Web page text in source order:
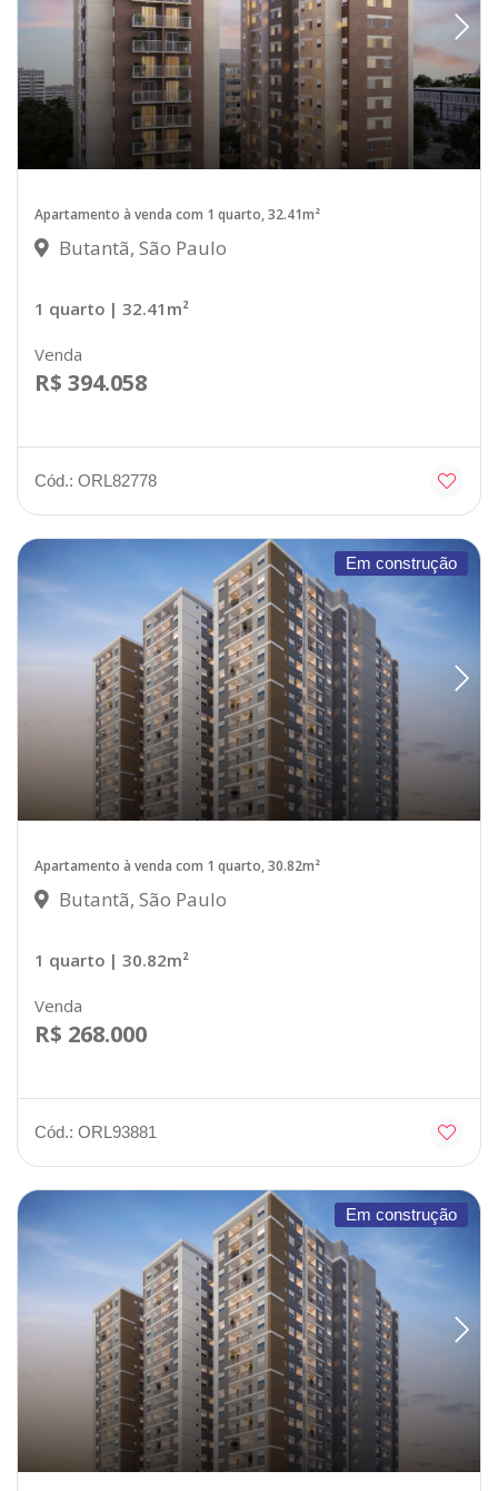
Apartamento à venda com 1 quarto, 32.41m²
Butantã, São Paulo
1 quarto | 32.41m²
Venda
R$ 394.058
Cód.: ORL82778
Em construção
Apartamento à venda com 1 quarto, 30.82m²
Butantã, São Paulo
1 quarto | 30.82m²
Venda
R$ 268.000
Cód.: ORL93881
Em construção